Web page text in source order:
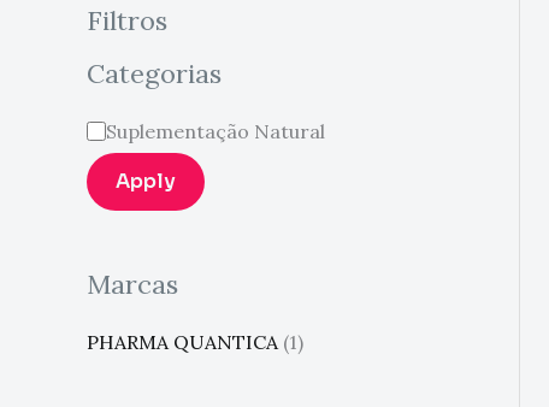
Filtros
Categorias
Suplementação Natural
Apply
Marcas
PHARMA QUANTICA (1)